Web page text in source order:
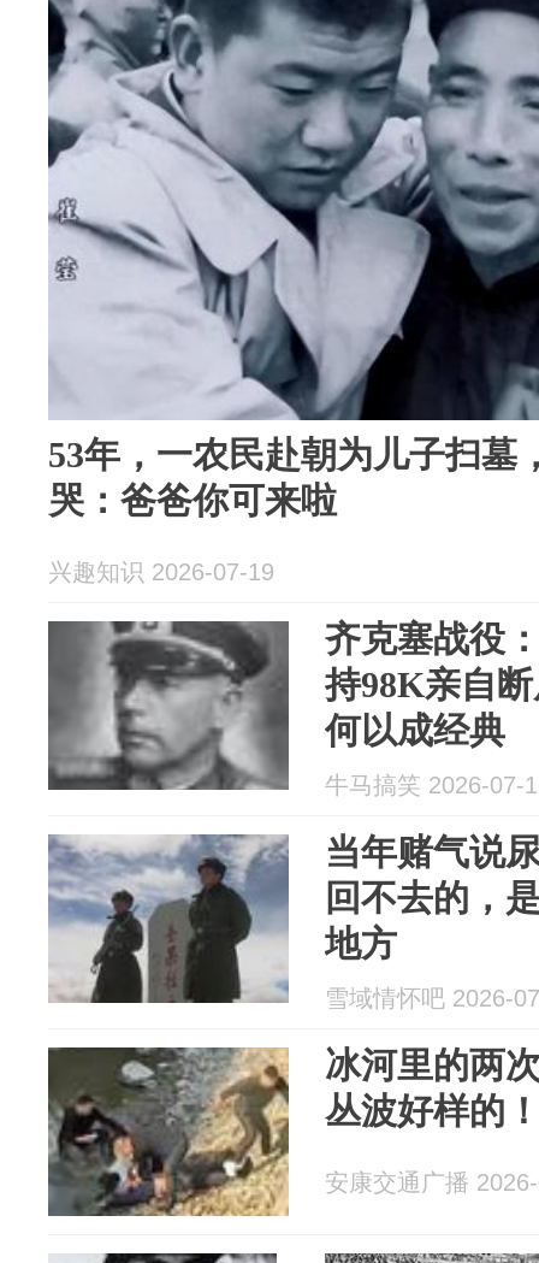
53年，一农民赴朝为儿子扫墓
哭：爸爸你可来啦
兴趣知识 2026-07-19
齐克塞战役
持98K亲自
何以成经典
牛马搞笑 2026-07-
当年赌气说
回不去的，
地方
雪域情怀吧 2026-
冰河里的两
丛波好样的
安康交通广播